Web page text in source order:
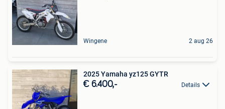
Wingene 2 aug 26
2025 Yamaha yz125 GYTR
€ 6.400,- Details